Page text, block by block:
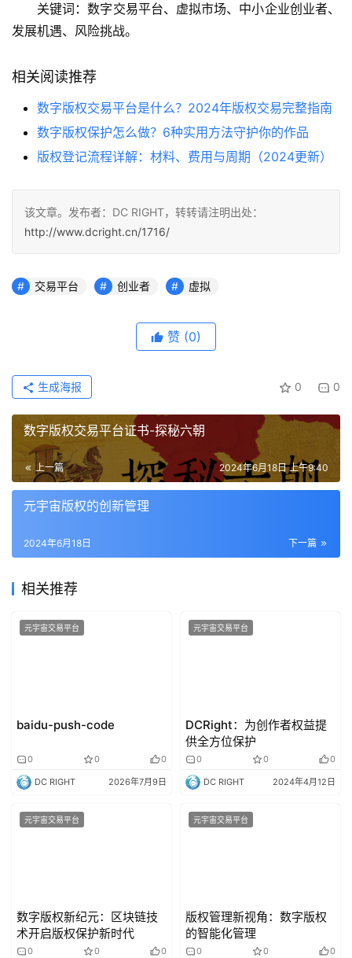
关键词：数字交易平台、虚拟市场、中小企业创业者、
发展机遇、风险挑战。
相关阅读推荐
数字版权交易平台是什么？2024年版权交易完整指南
数字版权保护怎么做？6种实用方法守护你的作品
版权登记流程详解：材料、费用与周期（2024更新）
该文章。发布者：DC RIGHT，转转请注明出处：
http://www.dcright.cn/1716/
交易平台 创业者 虚拟
赞 (0)
0 0
生成海报
数字版权交易平台证书-探秘六朝
上一篇 2024年6月18日 上午9:40
元宇宙版权的创新管理
下一篇
2024年6月18日
相关推荐
元宇宙交易平台
baidu-push-code
0 0 0
DC RIGHT 2026年7月9日
元宇宙交易平台
DCRight：为创作者权益提
供全方位保护
0 0 0
DC RIGHT 2024年4月12日
元宇宙交易平台
数字版权新纪元：区块链技
术开启版权保护新时代
0 0 0
元宇宙交易平台
版权管理新视角：数字版权
的智能化管理
0 0 0